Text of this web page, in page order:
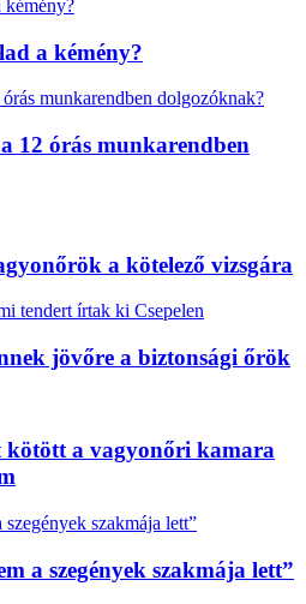
a kémény?
12 órás munkarendben
a kötelező vizsgára
jövőre a biztonsági őrök
kötött a vagyonőri kamara
a szegények szakmája lett”